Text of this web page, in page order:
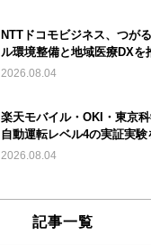
NTTドコモビジネス、つが
ル環境整備と地域医療DXを
2026.08.04
楽天モバイル・OKI・東京
自動運転レベル4の実証実験
2026.08.04
記事一覧